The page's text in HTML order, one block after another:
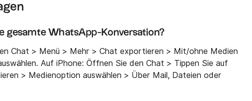
gesamte WhatsApp-Konversation?
Chat > Menü > Mehr > Chat exportieren > Mit/ohne Medien
Auf iPhone: Öffnen Sie den Chat > Tippen Sie auf
> Medienoption auswählen > Über Mail, Dateien oder